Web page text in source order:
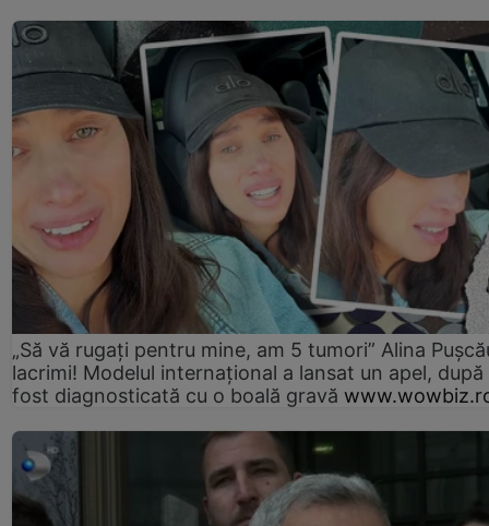
„Să vă rugați pentru mine, am 5 tumori” Alina
lacrimi! Modelul internațional a lansat un apel, după
fost diagnosticată cu o boală gravă